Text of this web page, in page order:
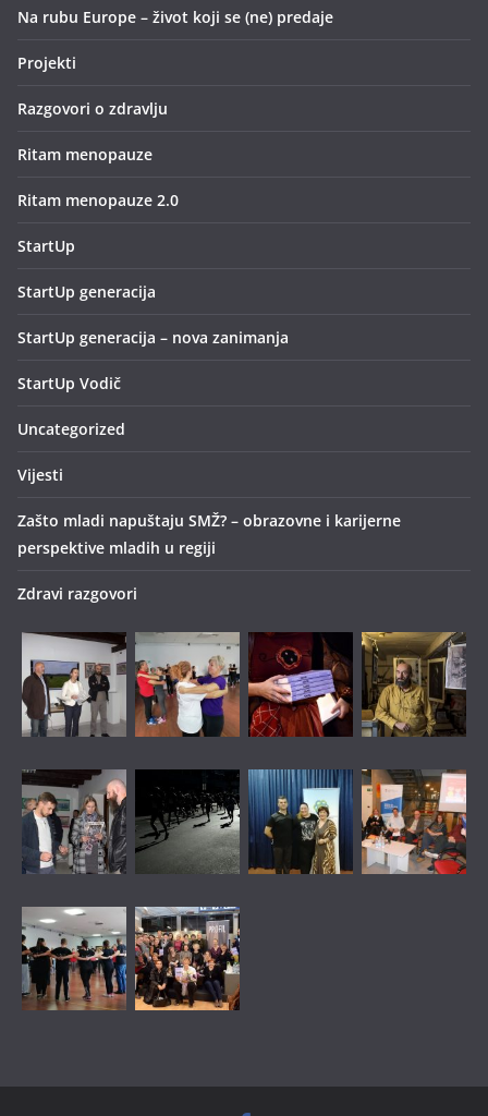
Na rubu Europe – život koji se (ne) predaje
Projekti
Razgovori o zdravlju
Ritam menopauze
Ritam menopauze 2.0
StartUp
StartUp generacija
StartUp generacija – nova zanimanja
StartUp Vodič
Uncategorized
Vijesti
Zašto mladi napuštaju SMŽ? – obrazovne i karijerne
perspektive mladih u regiji
Zdravi razgovori